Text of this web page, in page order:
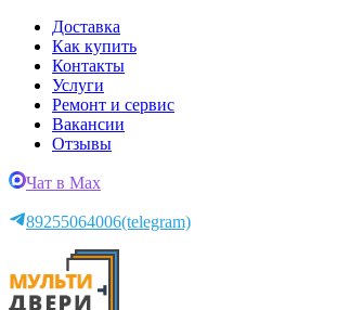
Доставка
Как купить
Контакты
Услуги
Ремонт и сервис
Вакансии
Отзывы
Чат в Max
89255064006(telegram)